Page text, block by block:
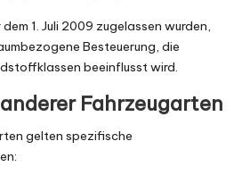
1. Juli 2009 zugelassen wurden,
Besteuerung, die
beeinflusst wird.
Fahrzeugarten
gelten spezifische